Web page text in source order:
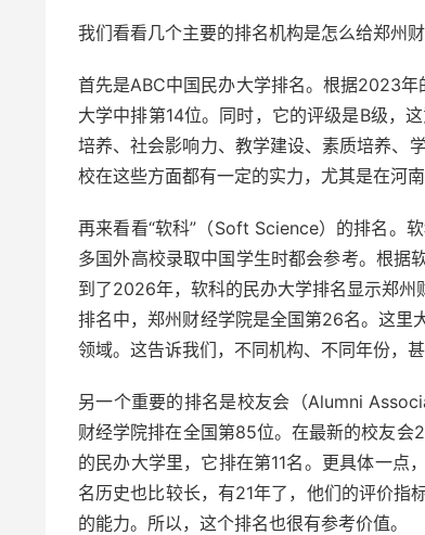
我们看看几个主要的排名机构是怎么给郑州财
首先是ABC中国民办大学排名。根据2023
大学中排第14位。同时，它的评级是B级，
培养、社会影响力、教学建设、素质培养、
校在这些方面都有一定的实力，尤其是在河
再来看看“软科”（Soft Science）的排名。
多国外高校录取中国学生时都会参考。根据
到了2026年，软科的民办大学排名显示郑
排名中，郑州财经学院是全国第26名。这里
领域。这告诉我们，不同机构、不同年份，
另一个重要的排名是校友会（Alumni
财经学院排在全国第85位。在最新的校友
的民办大学里，它排在第11名。更具体一
名历史也比较长，有21年了，他们的评价指
的能力。所以，这个排名也很有参考价值。